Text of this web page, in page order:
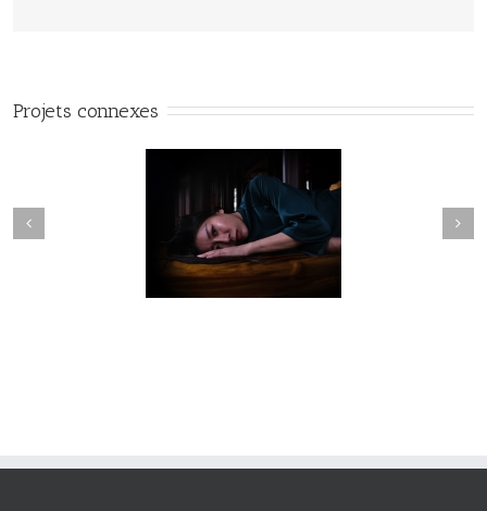
Projets connexes
Fleuve #040
Fleuve #039